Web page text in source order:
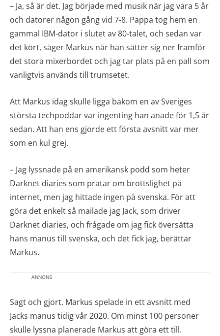
– Ja, så är det. Jag började med musik när jag vara 5 år
och datorer någon gång vid 7-8. Pappa tog hem en
gammal IBM-dator i slutet av 80-talet, och sedan var
det kört, säger Markus när han sätter sig ner framför
det stora mixerbordet och jag tar plats på en pall som
vanligtvis används till trumsetet.
Att Markus idag skulle ligga bakom en av Sveriges
största techpoddar var ingenting han anade för 1,5 år
sedan. Att han ens gjorde ett första avsnitt var mer
som en kul grej.
– Jag lyssnade på en amerikansk podd som heter
Darknet diaries som pratar om brottslighet på
internet, men jag hittade ingen på svenska. För att
göra det enkelt så mailade jag Jack, som driver
Darknet diaries, och frågade om jag fick översätta
hans manus till svenska, och det fick jag, berättar
Markus.
ANNONS
Sagt och gjort. Markus spelade in ett avsnitt med
Jacks manus tidig vår 2020. Om minst 100 personer
skulle lyssna planerade Markus att göra ett till.